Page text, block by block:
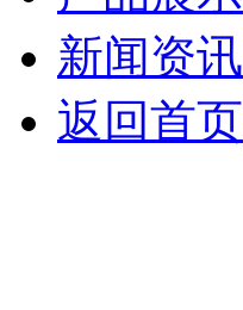
新闻资讯
返回首页